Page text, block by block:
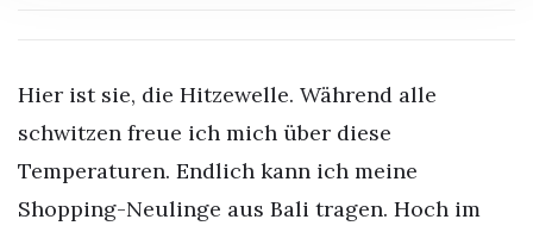
Hier ist sie, die Hitzewelle. Während alle
schwitzen freue ich mich über diese
Temperaturen. Endlich kann ich meine
Shopping-Neulinge aus Bali tragen. Hoch im